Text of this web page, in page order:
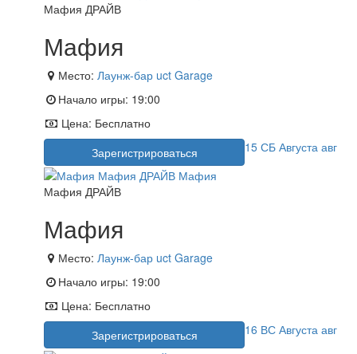
Мафия ДРАЙВ
Мафия
Место: Лаунж-бар uct Garage
Начало игры: 19:00
Цена: Бесплатно
Зарегистрироваться
15 СБ Августа авг
Мафия ДРАЙВ
Мафия
Место: Лаунж-бар uct Garage
Начало игры: 19:00
Цена: Бесплатно
Зарегистрироваться
16 ВС Августа авг